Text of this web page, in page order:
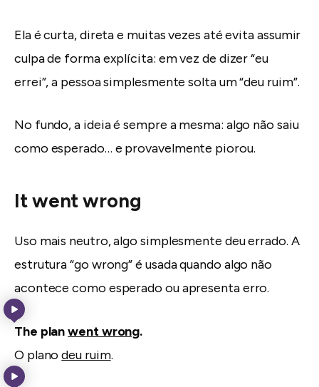
Ela é curta, direta e muitas vezes até evita assumir
culpa de forma explícita: em vez de dizer “eu
errei”, a pessoa simplesmente solta um “deu ruim”.
No fundo, a ideia é sempre a mesma: algo não saiu
como esperado… e provavelmente piorou.
It went wrong
Uso mais neutro, algo simplesmente deu errado. A
estrutura “go wrong” é usada quando algo não
acontece como esperado ou apresenta erro.
The planwent wrong.
O planodeu ruim.